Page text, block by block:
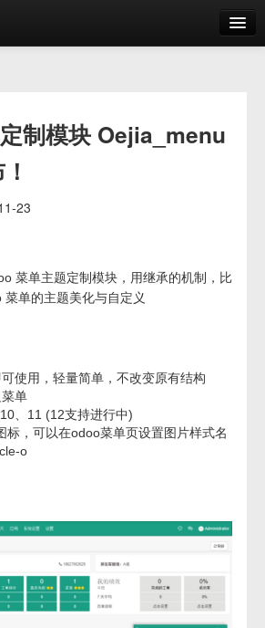
制模块 Oejia_menu
23
菜单主题定制模块，用继承的机制，比
单的主题美化与自定义
使用，轻量简单，不改变原有结构
单
、11 (12支持进行中)
标，可以在odoo菜单页设置图片样式名
o